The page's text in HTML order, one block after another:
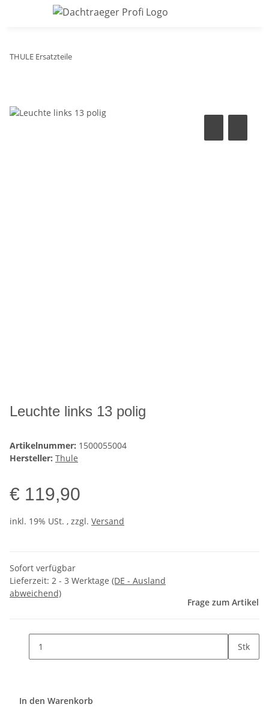
THULE Ersatzteile
Leuchte links 13 polig
Artikelnummer: 1500055004
Hersteller: Thule
€ 119,90
inkl. 19% USt. , zzgl. Versand
Sofort verfügbar
Lieferzeit: 2 - 3 Werktage (DE - Ausland
abweichend)
Frage zum Artikel
Stk
In den Warenkorb